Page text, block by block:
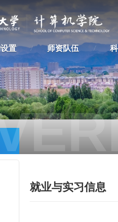
置 师资队伍
就业与实习信息